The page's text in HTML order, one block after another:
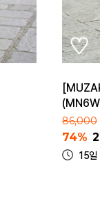
86,000
74%
15일